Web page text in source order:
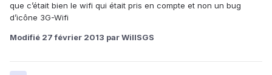
que c’était bien le wifi qui était pris en compte et non un bug
d’icône 3G-Wifi
Modifié 27 février 2013 par WillSGS